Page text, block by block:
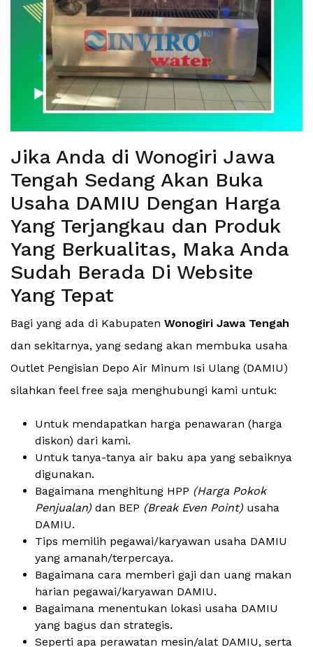
Jika Anda di Wonogiri Jawa
Tengah Sedang Akan Buka
Usaha DAMIU Dengan Harga
Yang Terjangkau dan Produk
Yang Berkualitas, Maka Anda
Sudah Berada Di Website
Yang Tepat
Bagi yang ada di Kabupaten Wonogiri Jawa Tengah
dan sekitarnya, yang sedang akan membuka usaha
Outlet Pengisian Depo Air Minum Isi Ulang (DAMIU)
silahkan feel free saja menghubungi kami untuk:
Untuk mendapatkan harga penawaran (harga
diskon) dari kami.
Untuk tanya-tanya air baku apa yang sebaiknya
digunakan.
Bagaimana menghitung HPP (Harga Pokok
Penjualan) dan BEP (Break Even Point) usaha
DAMIU.
Tips memilih pegawai/karyawan usaha DAMIU
yang amanah/terpercaya.
Bagaimana cara memberi gaji dan uang makan
harian pegawai/karyawan DAMIU.
Bagaimana menentukan lokasi usaha DAMIU
yang bagus dan strategis.
Seperti apa perawatan mesin/alat DAMIU, serta